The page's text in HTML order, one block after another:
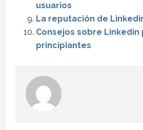
usuarios
La reputación de
Consejos sobre Linkedin
principiantes